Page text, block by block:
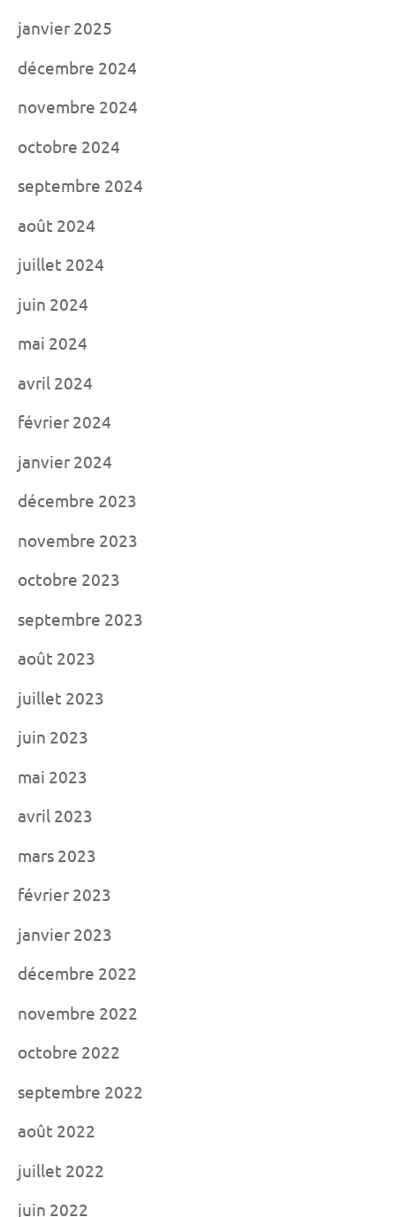
janvier 2025
décembre 2024
novembre 2024
octobre 2024
septembre 2024
août 2024
juillet 2024
juin 2024
mai 2024
avril 2024
février 2024
janvier 2024
décembre 2023
novembre 2023
octobre 2023
septembre 2023
août 2023
juillet 2023
juin 2023
mai 2023
avril 2023
mars 2023
février 2023
janvier 2023
décembre 2022
novembre 2022
octobre 2022
septembre 2022
août 2022
juillet 2022
juin 2022